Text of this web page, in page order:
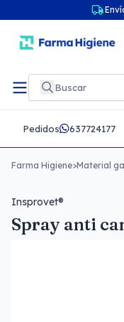
Pedidos 637724177
Farma Higiene>Material
Insprovet®
Spray anti